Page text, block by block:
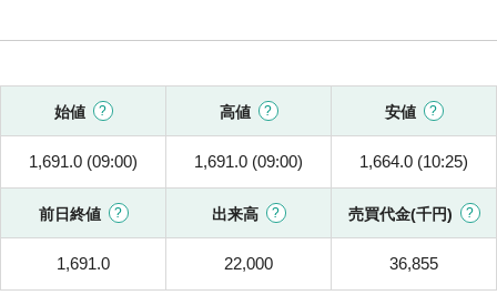
始値 高値 安値
1,691.0 (09:00) 1,691.0 (09:00) 1,664.0 (10:25)
前日終値 出来高 売買代金(千円)
1,691.0 22,000 36,855